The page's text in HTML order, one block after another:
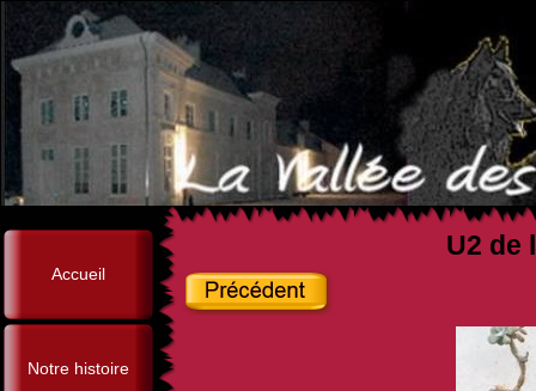
Accueil
Notre histoire
U2 de